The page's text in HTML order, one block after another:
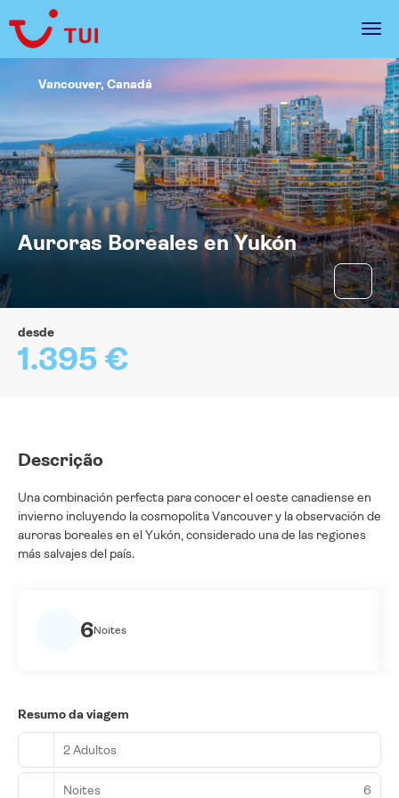
Auroras Boreales en Yukón
Vancouver, Canadá
desde
1.395 €
Descrição
Una combinación perfecta para conocer el oeste canadiense en
invierno incluyendo la cosmopolita Vancouver y la observación de
auroras boreales en el Yukón, considerado una de las regiones
más salvajes del país.
6Noites
Resumo da viagem
2 Adultos
Noites 6